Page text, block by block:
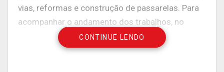
vias, reformas e construção de passarelas. Para
acompanhar o andamento dos trabalhos, no
domingo (12) o prefeito Dr. Furlan, acompanhado
dos secretários municipais, visitou os locais, que
CONTINUE LENDO